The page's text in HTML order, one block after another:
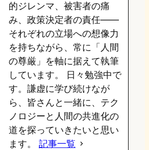
的ジレンマ、被害者の痛
み、政策決定者の責任——
それぞれの立場への想像力
を持ちながら、常に「人間
の尊厳」を軸に据えて執筆
しています。 日々勉強中で
す。謙虚に学び続けなが
ら、皆さんと一緒に、テク
ノロジーと人間の共進化の
道を探っていきたいと思い
ます。 記事一覧